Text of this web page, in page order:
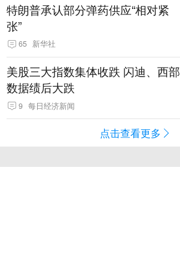
特朗普承认部分弹药供应“相对紧
张”
65 新华社
美股三大指数集体收跌 闪迪、西部
数据绩后大跌
9 每日经济新闻
点击查看更多